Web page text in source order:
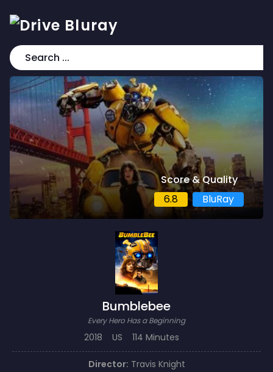
Score & Quality
6.8
BluRay
Bumblebee
Every Hero Has a Beginning
2018 US 114 Minutes
Director: Travis Knight